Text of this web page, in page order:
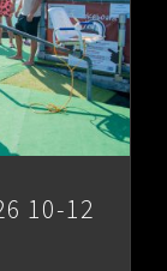
10-12